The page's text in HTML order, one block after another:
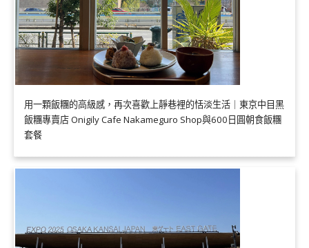
用一顆飯糰的高級感，再次喜歡上靜巷裡的恬淡生活｜東京中目黑
飯糰專賣店 Onigily Cafe Nakameguro Shop與600日圓朝食飯糰
套餐